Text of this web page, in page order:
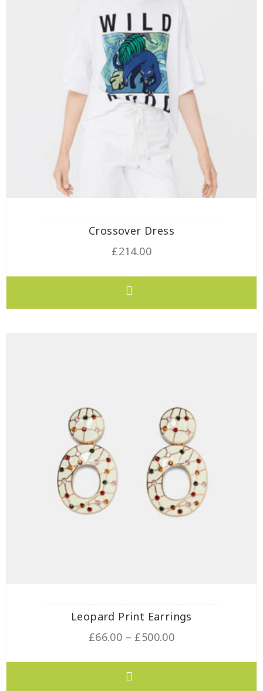
Crossover Dress
£214.00
Leopard Print Earrings
£66.00 – £500.00